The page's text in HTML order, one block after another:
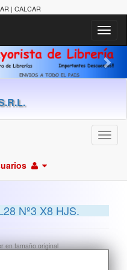
| CALCAR
Nº3 X8 HJS.
en tamaño original